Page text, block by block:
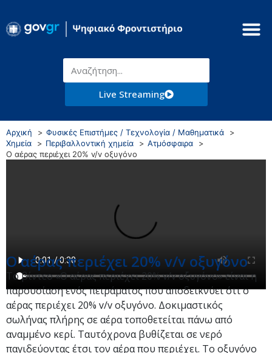
Live Streaming
Αρχική
Φυσικές Επιστήμες / Τεχνολογία / Μαθηματικά
Χημεία
Περιβαλλοντική χημεία
Ατμόσφαιρα
Ο αέρας περιέχει 20% v/v οξυγόνο
Ο αέρας περιέχει 20% v/v οξυγόνο
Το βίντεο «Ο αέρας περιέχει 20% v/v οξυγόνο» είναι η
παρουσίαση ενός πειράματος που αποδεικνύει ότι ο
αέρας περιέχει 20% v/v οξυγόνο. Δοκιμαστικός
σωλήνας πλήρης σε αέρα τοποθετείται πάνω από
αναμμένο κερί. Ταυτόχρονα βυθίζεται σε νερό
παγιδεύοντας έτσι τον αέρα που περιέχει. Το οξυγόνο